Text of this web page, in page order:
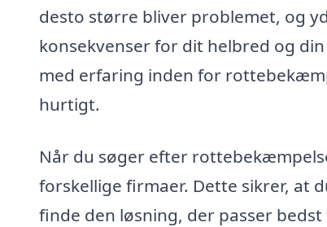
desto større bliver problemet, og
konsekvenser for dit helbred og
med erfaring inden for
hurtigt.
Når du søger efter
forskellige firmaer. Dette sikrer, at
finde den løsning, der passer